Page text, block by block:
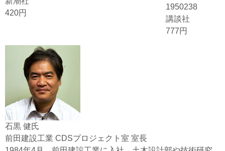
420円
1950238
講談社
777円
石黒 健氏
前田建設工業 CDSプロジェクト室 室長